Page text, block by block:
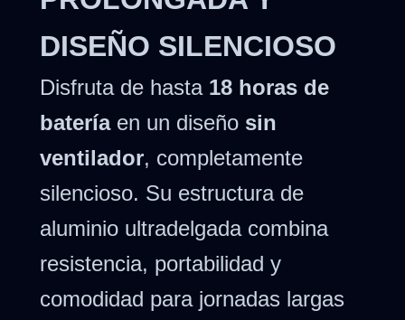
DISEÑO SILENCIOSO
Disfruta de hasta 18 horas de
bateríaen un diseño sin
ventilador, completamente
silencioso. Su estructura de
aluminio ultradelgada combina
resistencia, portabilidad y
comodidad para jornadas largas